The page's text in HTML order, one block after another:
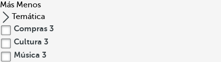
Más Menos
Temática
Compras 3
Cultura 3
Música 3